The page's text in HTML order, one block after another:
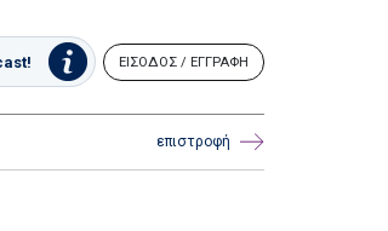
ΕΙΣΟΔΟΣ / ΕΓΓΡΑΦΗ
επιστροφή